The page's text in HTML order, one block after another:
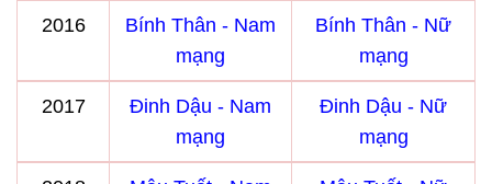
2016
Bính Thân - Nam
mạng
Bính Thân - Nữ
mạng
2017
Đinh Dậu - Nam
mạng
Đinh Dậu - Nữ
mạng